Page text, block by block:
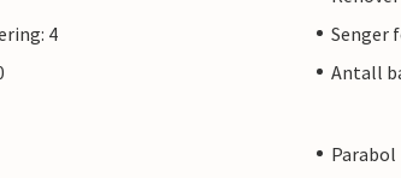
4
Senger
Antall
Parabol